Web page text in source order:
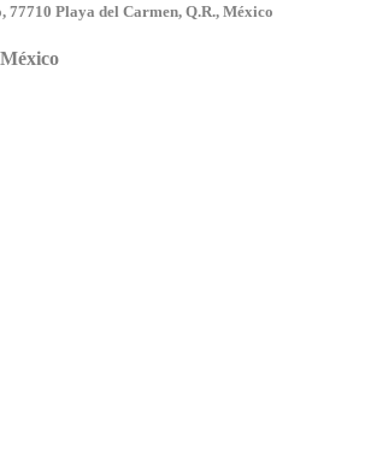
77710 Playa del Carmen, Q.R., México